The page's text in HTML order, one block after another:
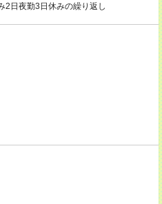
2日夜勤3日休みの繰り返し